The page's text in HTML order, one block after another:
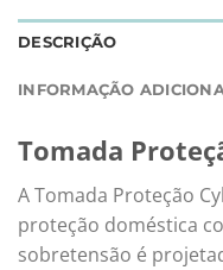
DESCRIÇÃO
INFORMAÇÃO
Tomada
A Tomada Proteção
proteção doméstica
sobretensão é